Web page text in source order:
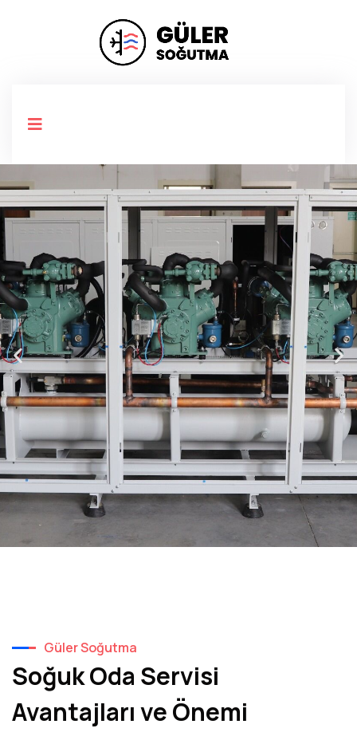
Güler Soğutma
Soğuk Oda Servisi
Avantajları ve Önemi